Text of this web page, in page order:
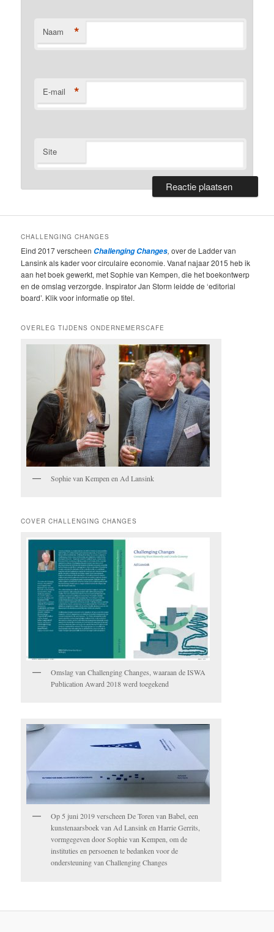
Naam *
E-mail *
Site
CHALLENGING CHANGES
Eind 2017 verscheen Challenging Changes, over de Ladder van
Lansink als kader voor circulaire economie. Vanaf najaar 2015 heb ik
aan het boek gewerkt, met Sophie van Kempen, die het boekontwerp
en de omslag verzorgde. Inspirator Jan Storm leidde de ‘editorial
board’. Klik voor informatie op titel.
OVERLEG TIJDENS ONDERNEMERSCAFE
Sophie van Kempen en Ad Lansink
COVER CHALLENGING CHANGES
Omslag van Challenging Changes, waaraan de ISWA
Publication Award 2018 werd toegekend
Op 5 juni 2019 verscheen De Toren van Babel, een
kunstenaarsboek van Ad Lansink en Harrie Gerrits,
vormgegeven door Sophie van Kempen, om de
instituties en persoenen te bedanken voor de
ondersteuning van Challenging Changes